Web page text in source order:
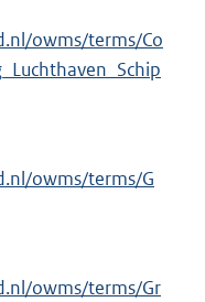
owms/terms/Co
owms/terms/G
owms/terms/Gr